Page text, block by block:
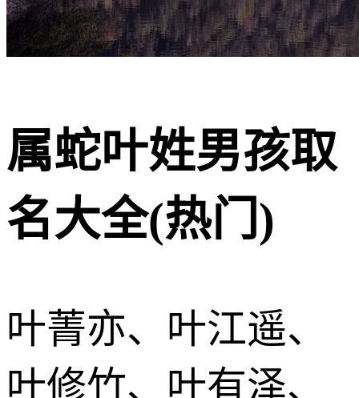
属蛇叶姓男孩取
名大全(热门)
叶菁亦、叶江遥、
叶修竹、叶有泽、